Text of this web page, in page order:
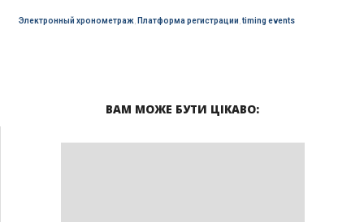
Электронный хронометраж, Платформа регистрации timing events
ВАМ МОЖЕ БУТИ ЦІКАВО: